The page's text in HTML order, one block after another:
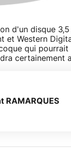
d'un disque
et Western
qui
certainement
RAMARQUES